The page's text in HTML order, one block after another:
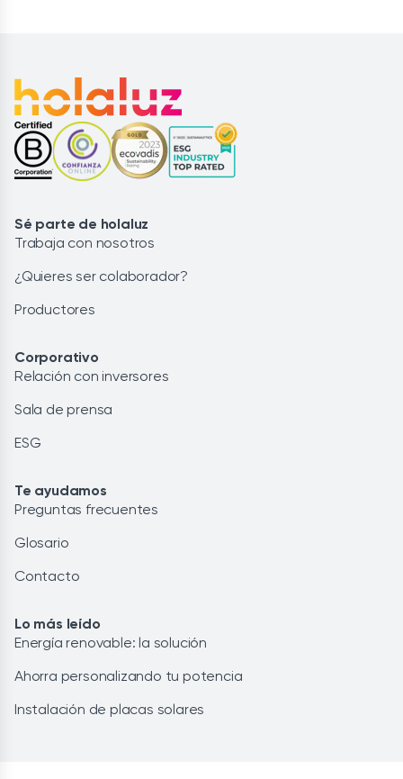
Sé parte de holaluz
Trabaja con nosotros
¿Quieres ser colaborador?
Productores
Corporativo
Relación con inversores
Sala de prensa
ESG
Te ayudamos
Preguntas frecuentes
Glosario
Contacto
Lo más leído
Energía renovable: la solución
Ahorra personalizando tu potencia
Instalación de placas solares